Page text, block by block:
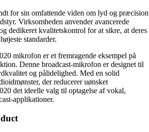
for sin omfattende viden om lyd og præcision
Virksomheden anvender avancerede
dedikeret kvalitetskontrol for at sikre, at deres
standarder.
mikrofon er et fremragende eksempel på
Denne broadcast-mikrofon er designet til
og pålidelighed. Med en solid
der reducerer uønsket
det ideelle valg til optagelse af vokal,
applikationer.